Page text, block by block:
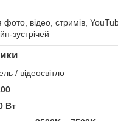
фото, відео, стримів,
зустрічей
/ відеосвітло
Вт